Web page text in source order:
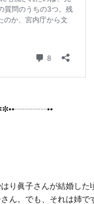
り眞子さんが結婚した
ん。でも、それは姉で